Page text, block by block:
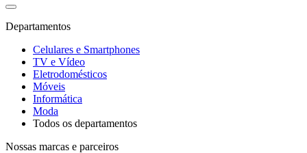
Departamentos
Celulares e Smartphones
TV e Vídeo
Eletrodomésticos
Móveis
Informática
Moda
Todos os departamentos
Nossas marcas e parceiros